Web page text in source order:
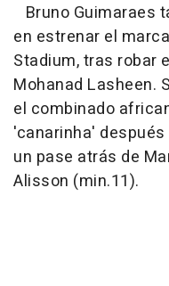
Bruno Guimaraes
en estrenar el
Stadium, tras robar
Mohanad Lasheen.
el combinado
'canarinha'
un pase atrás de
Alisson (min.11).